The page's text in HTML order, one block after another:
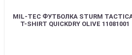
MIL-TEC ФУТБОЛКА STURM
T-SHIRT QUICKDRY OLIVE 11081001